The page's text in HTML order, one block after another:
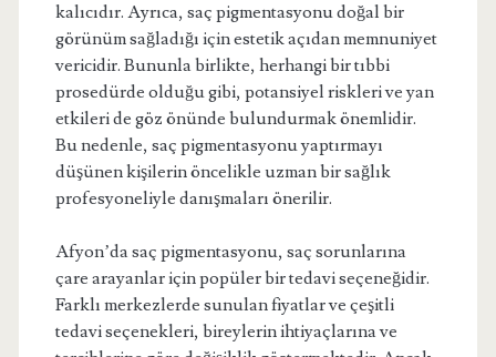
kalıcıdır. Ayrıca, saç pigmentasyonu doğal bir
görünüm sağladığı için estetik açıdan memnuniyet
vericidir. Bununla birlikte, herhangi bir tıbbi
prosedürde olduğu gibi, potansiyel riskleri ve yan
etkileri de göz önünde bulundurmak önemlidir.
Bu nedenle, saç pigmentasyonu yaptırmayı
düşünen kişilerin öncelikle uzman bir sağlık
profesyoneliyle danışmaları önerilir.
Afyon’da saç pigmentasyonu, saç sorunlarına
çare arayanlar için popüler bir tedavi seçeneğidir.
Farklı merkezlerde sunulan fiyatlar ve çeşitli
tedavi seçenekleri, bireylerin ihtiyaçlarına ve